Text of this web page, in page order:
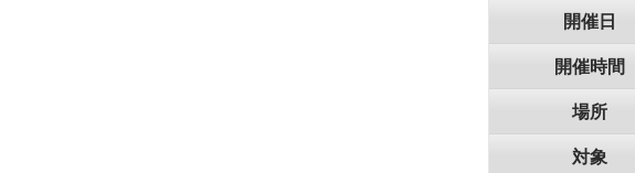
開催日
開催時間
場所
対象